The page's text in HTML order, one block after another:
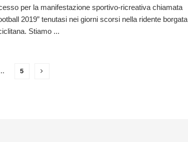
per la manifestazione sportivo-ricreativa chiamata
2019” tenutasi nei giorni scorsi nella ridente borgata
Stiamo ...
5